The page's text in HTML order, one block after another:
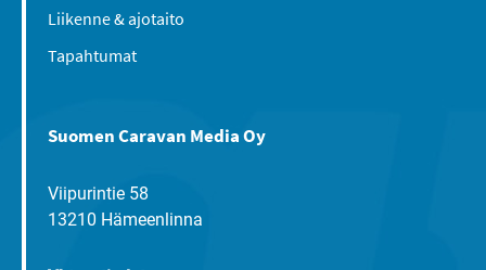
Liikenne & ajotaito
Tapahtumat
Suomen Caravan Media Oy
Viipurintie 58
13210 Hämeenlinna